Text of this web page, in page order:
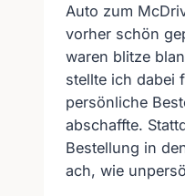
Auto zum
vorher schön
waren blitze
stellte ich dabei
persönliche
abschaffte.
Bestellung in
ach, wie